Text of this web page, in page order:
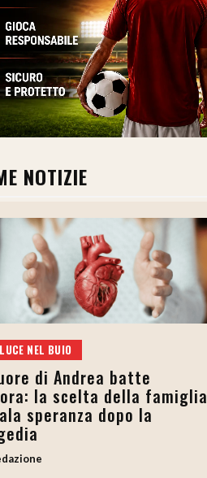
NOTIZIE
NEL BUIO
di Andrea batte
la scelta della famiglia
speranza dopo la